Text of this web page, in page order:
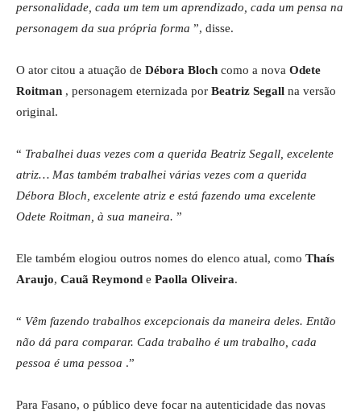
personalidade, cada um tem um aprendizado, cada um pensa na
personagem da sua própria forma ”, disse.
O ator citou a atuação de Débora Bloch como a nova Odete
Roitman , personagem eternizada por Beatriz Segall na versão
original.
“ Trabalhei duas vezes com a querida Beatriz Segall, excelente
atriz… Mas também trabalhei várias vezes com a querida
Débora Bloch, excelente atriz e está fazendo uma excelente
Odete Roitman, à sua maneira. ”
Ele também elogiou outros nomes do elenco atual, como Thaís
Araujo, Cauã Reymond e Paolla Oliveira.
“ Vêm fazendo trabalhos excepcionais da maneira deles. Então
não dá para comparar. Cada trabalho é um trabalho, cada
pessoa é uma pessoa .”
Para Fasano, o público deve focar na autenticidade das novas